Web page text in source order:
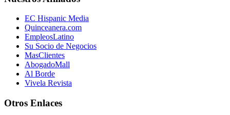
EC Hispanic Media
Quinceanera.com
EmpleosLatino
Su Socio de Negocios
MasClientes
AbogadoMall
Al Borde
Vivela Revista
Otros Enlaces